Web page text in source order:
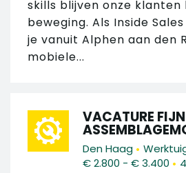
skills blijven onze
beweging. Als Inside
je vanuit Alphen aan den
mobiele...
VACATURE
Den Haag •
€ 2.800 - € 3.400 •